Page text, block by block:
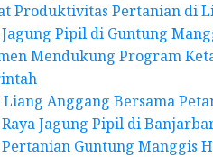
Produktivitas Pertanian di
Pipil di Guntung
Mendukung Program
Liang Anggang Bersama
Jagung Pipil di
Guntung Manggis